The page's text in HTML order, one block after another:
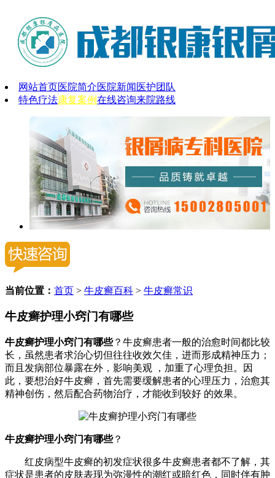
网站首页医院简介医院新闻 医护团队
特色疗法康复案例在线咨询来院路线
当前位置： 首页 > 牛皮癣百科 > 牛皮癣常识
牛皮癣护理小窍门有哪些
牛皮癣护理小窍门有哪些？牛皮癣患者一般的治愈时间都比较
长，虽然患者求治心切但往往收效欠佳，进而形成精神压力；
而且发病部位暴露在外，影响美观 ，加重了心理负担。因
此，要想治好牛皮癣，首先需要缓解患者的心理压力，治愈其
精神创伤，然后配合药物治疗，才能收到较好 的效果。
牛皮癣护理小窍门有哪些？
红皮病型牛皮癣的初发症状很多牛皮癣患者都不了解，其
症状是患者的皮肤表现为弥漫性的潮红或暗红色，同时伴有肿